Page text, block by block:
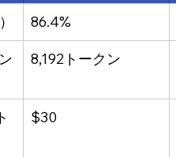
86.4%
8,192トークン
$30